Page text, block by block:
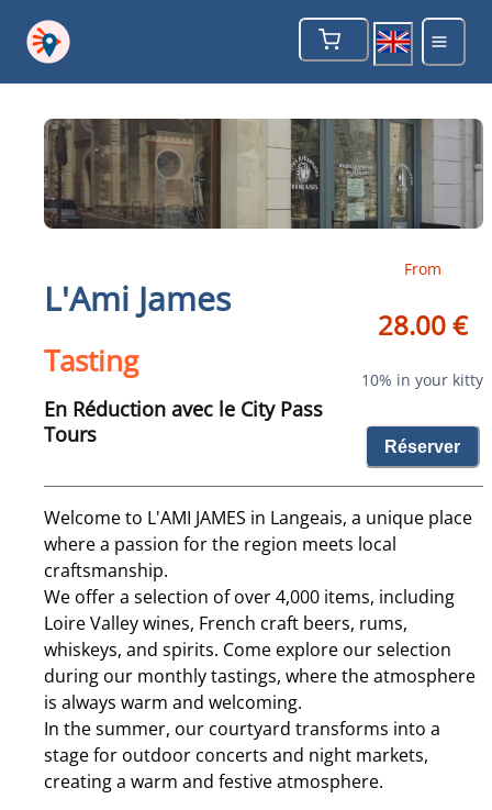
L'Ami James
Tasting
En Réduction avec le City Pass
Tours
From
28.00 €
10% in your kitty
Réserver
Welcome to L'AMI JAMES in Langeais, a unique place
where a passion for the region meets local
craftsmanship.
We offer a selection of over 4,000 items, including
Loire Valley wines, French craft beers, rums,
whiskeys, and spirits. Come explore our selection
during our monthly tastings, where the atmosphere
is always warm and welcoming.
In the summer, our courtyard transforms into a
stage for outdoor concerts and night markets,
creating a warm and festive atmosphere.